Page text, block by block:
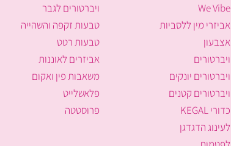
We Vibe
אביזרי מין ללסביות
אצבעון
ויברטורים
ויברטורים יונקים
ויברטורים קטנים
כדורי KEGAL
לעינוג הדגדגן
ויברטורים לגבר
טבעות זקפה והשהייה
טבעות רטט
אביזרים לאוננות
משאבות פין ואקום
פלאשלייט
פרוסטטה